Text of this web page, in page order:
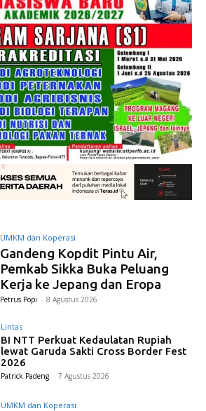
UMKM dan Koperasi
Gandeng Kopdit Pintu Air,
Pemkab Sikka Buka Peluang
Kerja ke Jepang dan Eropa
Petrus Popi - 8 Agustus 2026
Lintas
BI NTT Perkuat Kedaulatan Rupiah
lewat Garuda Sakti Cross Border Fest
2026
Patrick Padeng - 7 Agustus 2026
UMKM dan Koperasi